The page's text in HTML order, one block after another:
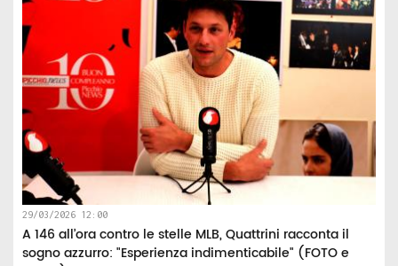
29/03/2026 12:00
A 146 all’ora contro le stelle MLB, Quattrini racconta il
sogno azzurro: "Esperienza indimenticabile" (FOTO e